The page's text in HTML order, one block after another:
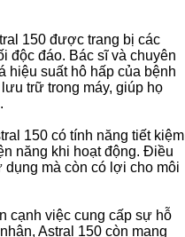
150 được trang bị các
độc đáo. Bác sĩ và chuyên
hiệu suất hô hấp của bệnh
trữ trong máy, giúp họ
150 có tính năng tiết kiệm
năng khi hoạt động. Điều
mà còn có lợi cho môi
cạnh việc cung cấp sự hỗ
Astral 150 còn mang